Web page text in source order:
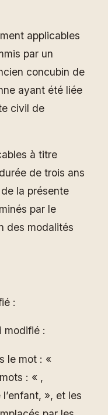
applicables
par un
concubin de
ayant été liée
civil de
à titre
de trois ans
la présente
par le
des modalités
:
modifié :
le mot : «
: « ,
», et les